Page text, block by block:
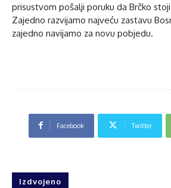
prisustvom pošalji poruku da Brčko
Zajedno razvijamo najveću zastavu
zajedno navijamo za novu pobjedu.
Facebook Twitter
Izdvojeno